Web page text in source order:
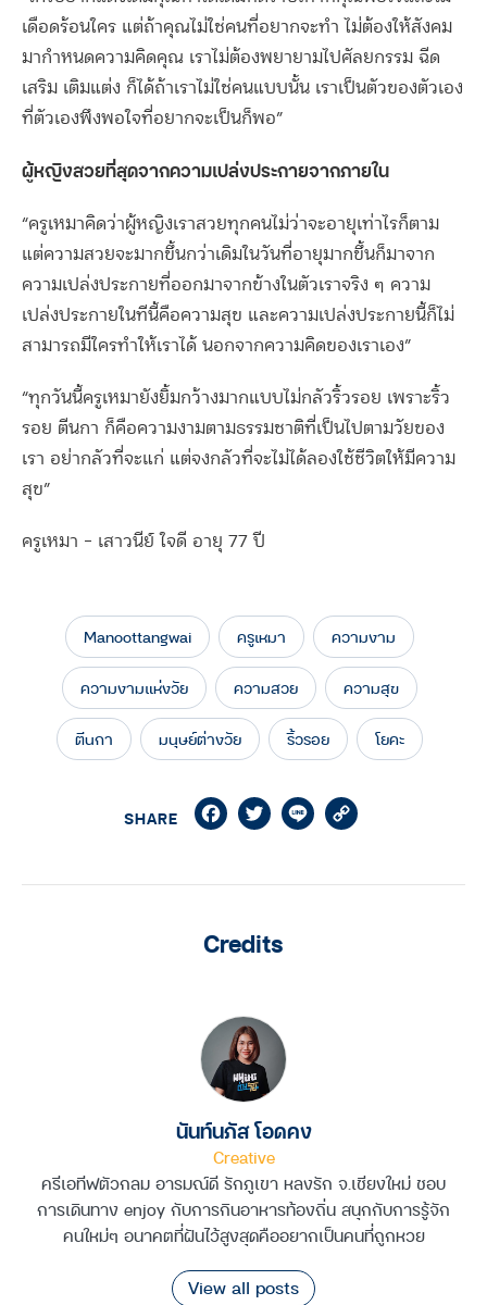
เดือดร้อนใคร แต่ถ้าคุณไม่ใช่คนที่อยากจะทำ ไม่ต้องให้สังคม
มากำหนดความคิดคุณ เราไม่ต้องพยายามไปศัลยกรรม ฉีด
เสริม เติมแต่ง ก็ได้ถ้าเราไม่ใช่คนแบบนั้น เราเป็นตัวของตัวเอง
ที่ตัวเองพึงพอใจที่อยากจะเป็นก็พอ”
ผู้หญิงสวยที่สุดจากความเปล่งประกายจากภายใน
“ครูเหมาคิดว่าผู้หญิงเราสวยทุกคนไม่ว่าจะอายุเท่าไรก็ตาม
แต่ความสวยจะมากขึ้นกว่าเดิมในวันที่อายุมากขึ้นก็มาจาก
ความเปล่งประกายที่ออกมาจากข้างในตัวเราจริง ๆ ความ
เปล่งประกายในทีนี้คือความสุข และความเปล่งประกายนี้ก็ไม่
สามารถมีใครทำให้เราได้ นอกจากความคิดของเราเอง”
“ทุกวันนี้ครูเหมายังยิ้มกว้างมากแบบไม่กลัวริ้วรอย เพราะริ้ว
รอย ตีนกา ก็คือความงามตามธรรมชาติที่เป็นไปตามวัยของ
เรา อย่ากลัวที่จะแก่ แต่จงกลัวที่จะไม่ได้ลองใช้ชีวิตให้มีความ
สุข”
ครูเหมา – เสาวนีย์ ใจดี อายุ 77 ปี
Manoottangwai ครูเหมา ความงาม
ความงามแห่งวัย ความสวย ความสุข
ตีนกา มนุษย์ต่างวัย ริ้วรอย โยคะ
SHARE FacebookTwitterLine
Credits
นันท์นภัส โอดคง
Creative
ครีเอทีฟตัวกลม อารมณ์ดี รักภูเขา หลงรัก จ.เชียงใหม่ ชอบ
การเดินทาง enjoy กับการกินอาหารท้องถิ่น สนุกกับการรู้จัก
คนใหม่ๆ อนาคตที่ฝันไว้สูงสุดคืออยากเป็นคนที่ถูกหวย
View all posts